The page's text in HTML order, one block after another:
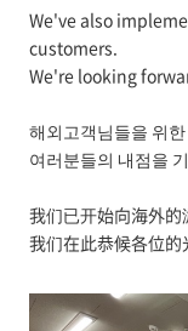
We've also
customers.
We're looking
해외고객님들을 위
여러분들의 내점을
我们已开始向海外
我们在此恭候各位的